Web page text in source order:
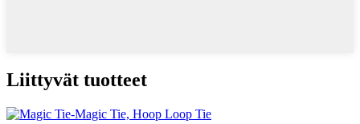
Liittyvät tuotteet